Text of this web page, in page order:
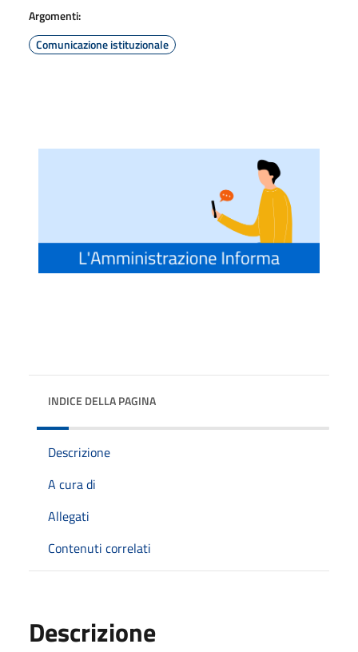
Argomenti:
Comunicazione istituzionale
INDICE DELLA PAGINA
Descrizione
A cura di
Allegati
Contenuti correlati
Descrizione